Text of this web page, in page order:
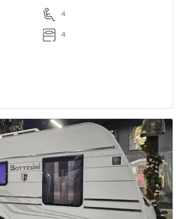
4
4